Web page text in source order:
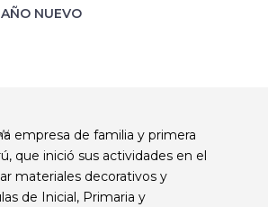
NUEVO
empresa de familia y primera
que inició sus actividades en el
materiales decorativos y
de Inicial, Primaria y